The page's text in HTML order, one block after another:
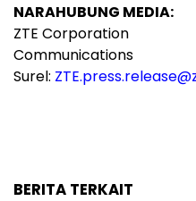
NARAHUBUNG MEDIA:
ZTE Corporation
Communications
Surel:
BERITA TERKAIT